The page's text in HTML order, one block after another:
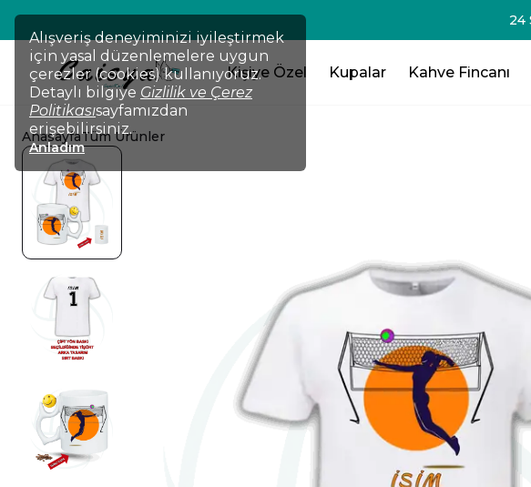
Alışveriş deneyiminizi iyileştirmek
için yasal düzenlemelere uygun
çerezler (cookies) kullanıyoruz.
Detaylı bilgiye Gizlilik ve Çerez
Politikasısayfamızdan
erişebilirsiniz.
Anladım
Kişiye Özel Kupalar Kahve Fincanı
AnasayfaTüm Ürünler